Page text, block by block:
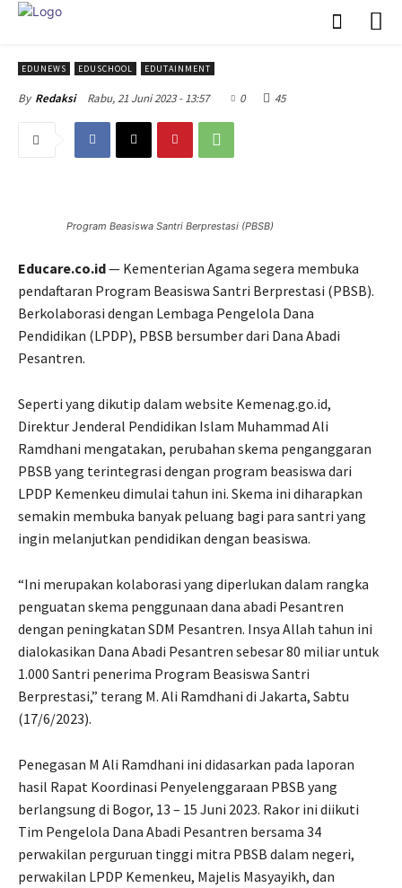
EDUNEWS EDUSCHOOL EDUTAINMENT
By Redaksi Rabu, 21 Juni 2023 - 13:57 0 45
Program Beasiswa Santri Berprestasi (PBSB)
Educare.co.id— Kementerian Agama segera membuka
pendaftaran Program Beasiswa Santri Berprestasi (PBSB).
Berkolaborasi dengan Lembaga Pengelola Dana
Pendidikan (LPDP), PBSB bersumber dari Dana Abadi
Pesantren.
Seperti yang dikutip dalam website Kemenag.go.id,
Direktur Jenderal Pendidikan Islam Muhammad Ali
Ramdhani mengatakan, perubahan skema penganggaran
PBSB yang terintegrasi dengan program beasiswa dari
LPDP Kemenkeu dimulai tahun ini. Skema ini diharapkan
semakin membuka banyak peluang bagi para santri yang
ingin melanjutkan pendidikan dengan beasiswa.
“Ini merupakan kolaborasi yang diperlukan dalam rangka
penguatan skema penggunaan dana abadi Pesantren
dengan peningkatan SDM Pesantren. Insya Allah tahun ini
dialokasikan Dana Abadi Pesantren sebesar 80 miliar untuk
1.000 Santri penerima Program Beasiswa Santri
Berprestasi,” terang M. Ali Ramdhani di Jakarta, Sabtu
(17/6/2023).
Penegasan M Ali Ramdhani ini didasarkan pada laporan
hasil Rapat Koordinasi Penyelenggaraan PBSB yang
berlangsung di Bogor, 13 – 15 Juni 2023. Rakor ini diikuti
Tim Pengelola Dana Abadi Pesantren bersama 34
perwakilan perguruan tinggi mitra PBSB dalam negeri,
perwakilan LPDP Kemenkeu, Majelis Masyayikh, dan